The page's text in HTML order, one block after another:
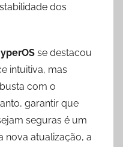
dos
se destacou
intuitiva, mas
com o
garantir que
seguras é um
nova atualização, a